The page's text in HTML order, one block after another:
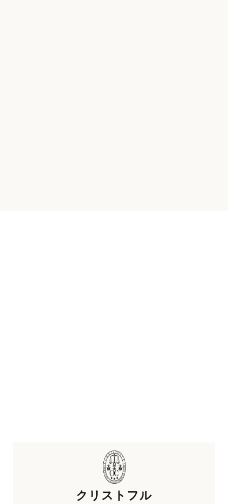
クリストフル